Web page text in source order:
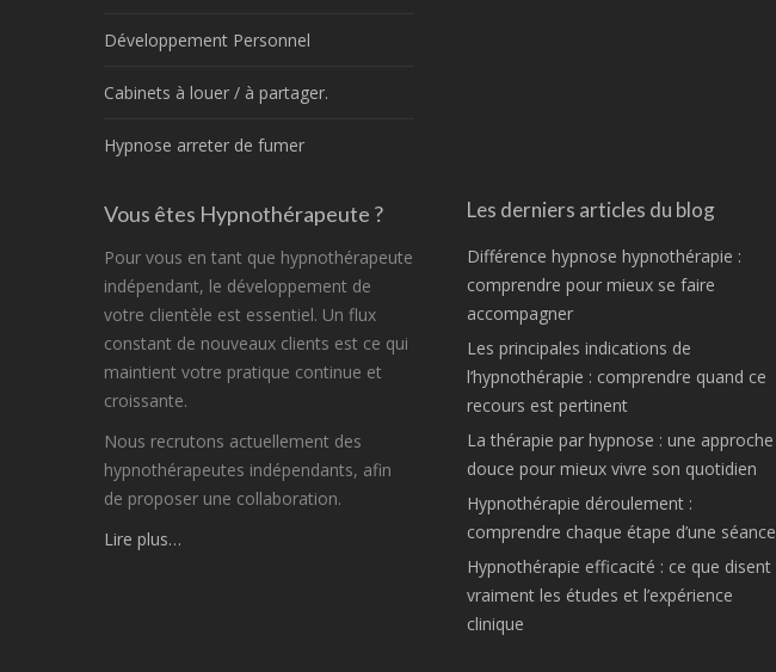
Développement Personnel
Cabinets à louer / à partager.
Hypnose arreter de fumer
Vous êtes Hypnothérapeute ?
Pour vous en tant que hypnothérapeute
indépendant, le développement de
votre clientèle est essentiel. Un flux
constant de nouveaux clients est ce qui
maintient votre pratique continue et
croissante.
Nous recrutons actuellement des
hypnothérapeutes indépendants, afin
de proposer une collaboration.
Lire plus…
Les derniers articles du blog
Différence hypnose hypnothérapie :
comprendre pour mieux se faire
accompagner
Les principales indications de
l’hypnothérapie : comprendre quand ce
recours est pertinent
La thérapie par hypnose : une approche
douce pour mieux vivre son quotidien
Hypnothérapie déroulement :
comprendre chaque étape d’une séance
Hypnothérapie efficacité : ce que disent
vraiment les études et l’expérience
clinique